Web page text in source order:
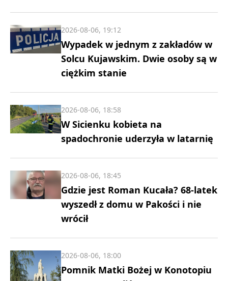
Wypadek w jednym z zakładów w
Solcu Kujawskim. Dwie osoby są w
ciężkim stanie
2026-08-06, 19:12
W Sicienku kobieta na
spadochronie uderzyła w latarnię
2026-08-06, 18:58
Gdzie jest Roman Kucała? 68-latek
wyszedł z domu w Pakości i nie
wrócił
2026-08-06, 18:45
Pomnik Matki Bożej w Konotopiu
2026-08-06, 18:00